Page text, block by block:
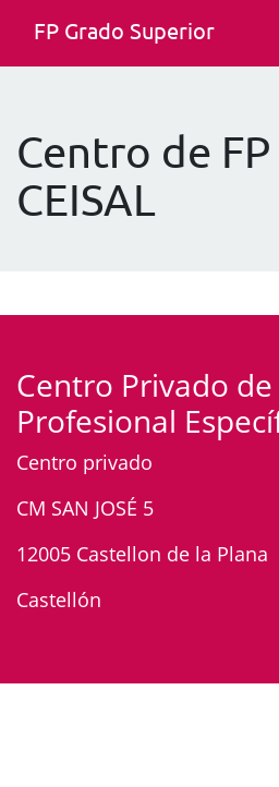
FP Grado Superior
Centro de
CEISAL
Centro Privado
Profesional
Centro privado
CM SAN JOSÉ 5
12005 Castellon de la Plana
Castellón